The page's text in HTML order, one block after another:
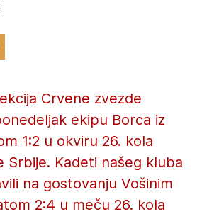
Crvene zvezde
ekipu Borca iz
1:2 u okviru 26. kola
Srbije. Kadeti našeg kluba
na gostovanju Vošinim
2:4 u meču 26. kola